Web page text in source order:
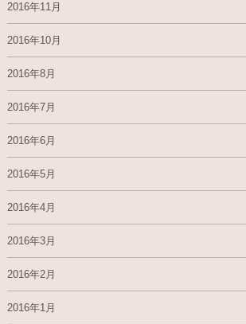
2016年11月
2016年10月
2016年8月
2016年7月
2016年6月
2016年5月
2016年4月
2016年3月
2016年2月
2016年1月